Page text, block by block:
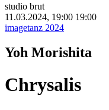
studio brut
11.03.2024, 19:00 19:00
imagetanz 2024
Yoh Morishita
Chrysalis